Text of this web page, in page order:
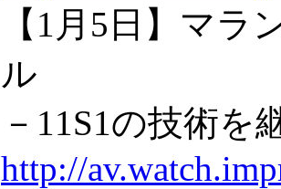
【1月5日】マ
ル
－11S1の技術
http://